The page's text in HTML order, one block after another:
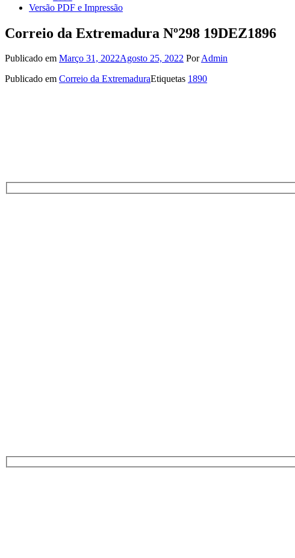
Versão PDF e Impressão
Correio da Extremadura Nº298 19DEZ1896
Publicado em Março 31, 2022Agosto 25, 2022 PorAdmin
Publicado em Correio da ExtremaduraEtiquetas 1890